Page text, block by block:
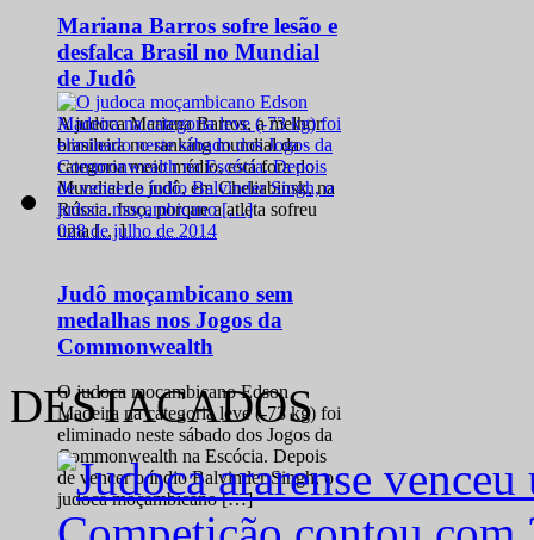
Mariana Barros sofre lesão e
desfalca Brasil no Mundial
de Judô
A judoca Mariana Barros, a melhor
brasileira no ranking mundial da
categoria meio médio, está fora do
Mundial de judô, em Cheliabinsk, na
Rússia. Isso, porque a atleta sofreu
uma […]
028 de julho de 2014
Judô moçambicano sem
medalhas nos Jogos da
Commonwealth
O judoca moçambicano Edson
Madeira na categoria leve (-73 kg) foi
eliminado neste sábado dos Jogos da
Commonwealth na Escócia. Depois
de vencer o índio Balvinder Singh, o
judoca moçambicano […]
DESTACADOS